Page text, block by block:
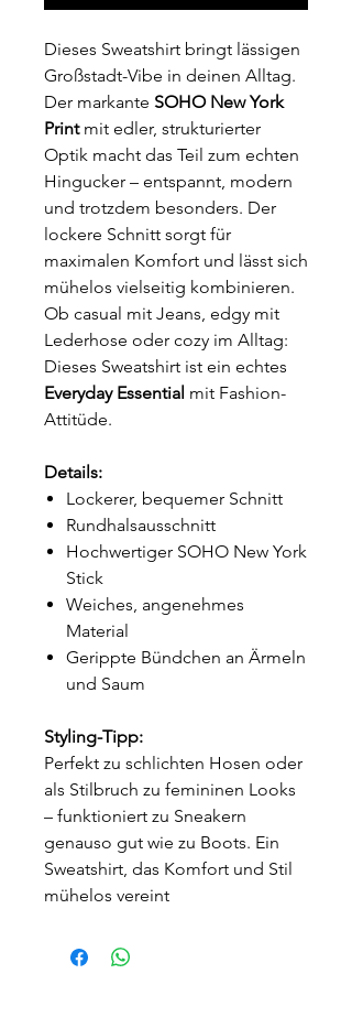
Dieses Sweatshirt bringt lässigen
Großstadt-Vibe in deinen Alltag.
Der markante SOHO New York
Printmit edler, strukturierter
Optik macht das Teil zum echten
Hingucker – entspannt, modern
und trotzdem besonders. Der
lockere Schnitt sorgt für
maximalen Komfort und lässt sich
mühelos vielseitig kombinieren.
Ob casual mit Jeans, edgy mit
Lederhose oder cozy im Alltag:
Dieses Sweatshirt ist ein echtes
Everyday Essential mit Fashion-
Attitüde.
Details:
Lockerer, bequemer Schnitt
Rundhalsausschnitt
Hochwertiger SOHO New York
Stick
Weiches, angenehmes
Material
Gerippte Bündchen an Ärmeln
und Saum
Styling-Tipp:
Perfekt zu schlichten Hosen oder
als Stilbruch zu femininen Looks
– funktioniert zu Sneakern
genauso gut wie zu Boots. Ein
Sweatshirt, das Komfort und Stil
mühelos vereint